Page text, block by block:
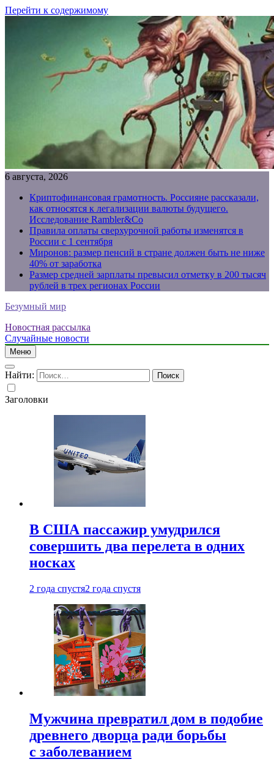
Перейти к содержимому
6 августа, 2026
Криптофинансовая грамотность. Россияне рассказали,
как относятся к легализации валюты будущего.
Исследование Rambler&Co
Правила оплаты сверхурочной работы изменятся в
России с 1 сентября
Миронов: размер пенсий в стране должен быть не ниже
40% от заработка
Размер средней зарплаты превысил отметку в 200 тысяч
рублей в трех регионах России
Безумный мир
Новостная рассылка
Случайные новости
Меню
Найти:
Заголовки
В США пассажир умудрился
совершить два перелета в одних
носках
2 года спустя2 года спустя
Мужчина превратил дом в подобие
древнего дворца ради борьбы
с заболеванием